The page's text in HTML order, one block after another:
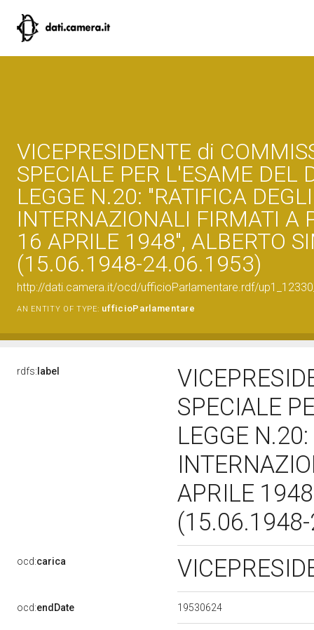
VICEPRESIDENTE di
SPECIALE PER L'ESAME DEL
LEGGE N.20: "RATIFICA
INTERNAZIONALI FIRMATI A
16 APRILE 1948", ALBERTO
(15.06.1948-24.06.1953)
http://dati.camera.it/ocd/ufficioParlamentare.rdf/
AN ENTITY OF TYPE: ufficioParlamentare
rdfs: label
SPECIALE
LEGGE
APRILE
ocd:carica
ocd:endDate 19530624